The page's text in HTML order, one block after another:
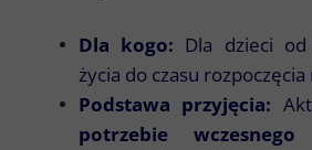
Dla kogo: Dla dzieci
życia do czasu
Podstawa przyjęcia:
potrzebie wczesnego